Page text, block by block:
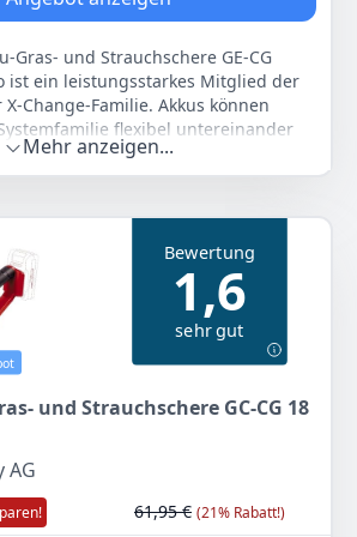
74,95 €-31%
Anzeigen
Gras- und Strauchschere GE-CG
ist ein leistungsstarkes Mitglied der
Change-Familie. Akkus können
flexibel untereinander
Gras- und Strauchschere ist 1x 18
als praktisches Starter-Set in
von Scherenmesser und
ganz einfach und werkzeuglos.
der Akku-Gras- und
perfekt zur Pflege von Rasenkanten
Hecken- und Buschpflege sind die
mit 200 mm Schnittlänge und
ideal
der Softgrip perfekten Halt und
Mehr anzeigen...
Bewertung
1,6
sehr gut
und Strauchschere GC-CG 18
AG
61,95 € (21% Rabatt!)